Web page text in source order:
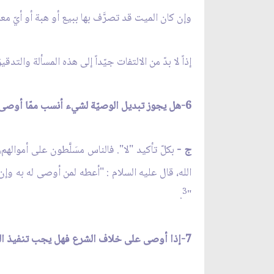
وإن كان الميت قد تصرَّف بها ببيع أو هبة أو أيّ
إذاً لا بدّ من الالتفات جيّداً إلى هذه المسألة
6-هل يجوز تبديل الوصيّة لشيء أنسب ممّا أوصى به الموصي أم لا؟
ج - بكلّ تأكيد "لا". فالناس مسَلَّطون على
الله، قال عليه السلام : "أعطه لمن أوصى له به
"
3
.
7-إذا أوصى على خلاف الشرع فهل يجب تنفيذ الوصيّة أم أن تنفيذها هنا محرّم ولا بدّ من ردّها إلى المعروف من الشرع؟